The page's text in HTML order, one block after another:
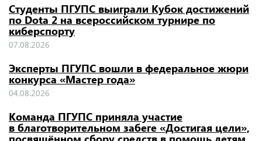
Студенты ПГУПС выиграли Кубок достижений
по Dota 2 на всероссийском турнире по
киберспорту
07.08.2026
Эксперты ПГУПС вошли в федеральное жюри
конкурса «Мастер года»
04.08.2026
Команда ПГУПС приняла участие
в благотворительном забеге «Достигая цели»,
посвящённом сбору средств в помощь детям